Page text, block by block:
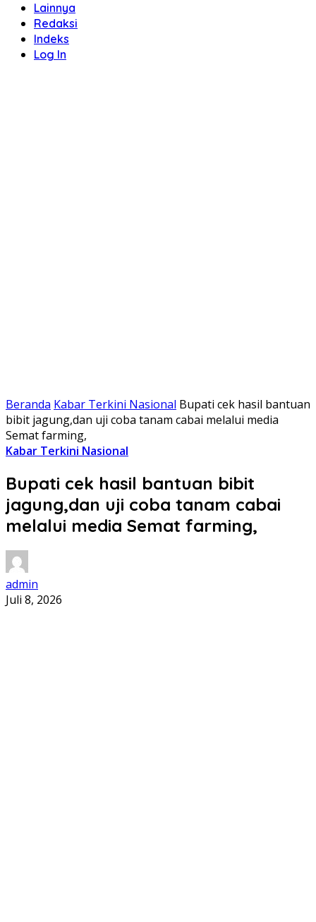
Lainnya
Redaksi
Indeks
Log In
Beranda Kabar Terkini Nasional Bupati cek hasil bantuan
bibit jagung,dan uji coba tanam cabai melalui media
Semat farming,
Kabar Terkini Nasional
Bupati cek hasil bantuan bibit
jagung,dan uji coba tanam cabai
melalui media Semat farming,
admin
Juli 8, 2026